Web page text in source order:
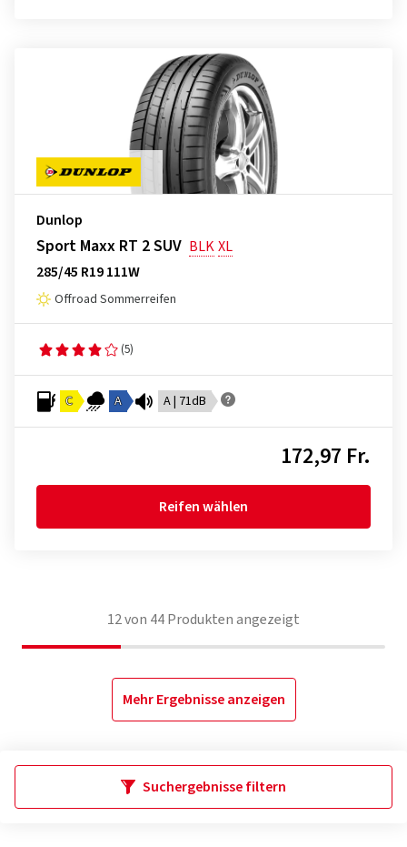
Dunlop
Sport Maxx RT 2 SUV BLKXL
285/45 R19 111W
Offroad Sommerreifen
(5)
C A A | 71dB
172,97 Fr.
Reifen wählen
12von 44Produkten angezeigt
Mehr Ergebnisse anzeigen
Suchergebnisse filtern